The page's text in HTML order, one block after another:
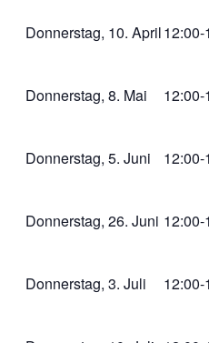
Donnerstag, 10. April12:00-
Donnerstag, 8. Mai 12:00-
Donnerstag, 5. Juni 12:00-
Donnerstag, 26. Juni 12:00-
Donnerstag, 3. Juli 12:00-